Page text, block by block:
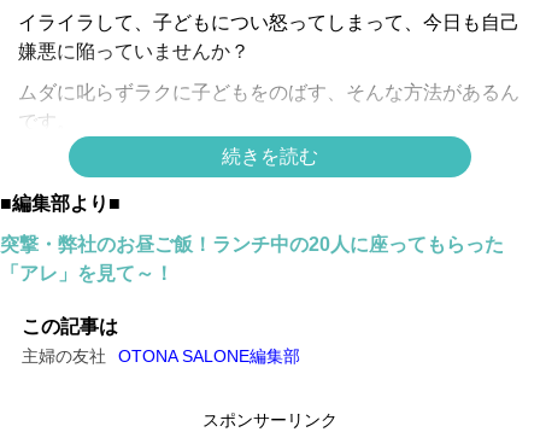
イライラして、子どもについ怒ってしまって、今日も自己
嫌悪に陥っていませんか？
ムダに叱らずラクに子どもをのばす、そんな方法があるん
です。
認知行動療法に基づいた子育てのノウハウで子育て神話か
ら解放されましょう。
＊第1話から読む＊
スポンサーリンク
続きを読む
■編集部より■
突撃・弊社のお昼ご飯！ランチ中の20人に座ってもらった
「アレ」を見て～！
この記事は
主婦の友社 OTONA SALONE編集部
スポンサーリンク